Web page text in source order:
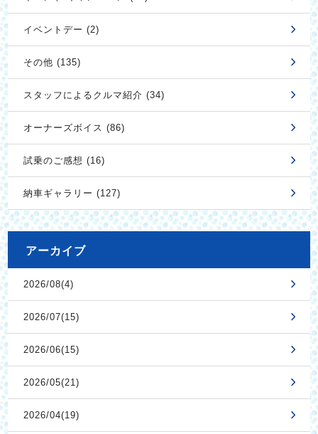
イベントデー (2)
その他 (135)
スタッフによるクルマ紹介 (34)
オーナーズボイス (86)
試乗のご感想 (16)
納車ギャラリー (127)
アーカイブ
2026/08(4)
2026/07(15)
2026/06(15)
2026/05(21)
2026/04(19)